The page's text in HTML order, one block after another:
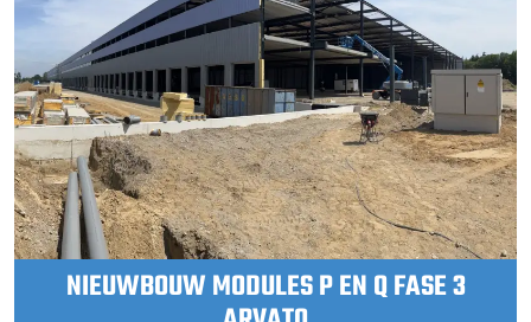
NIEUWBOUW MODULES P EN Q FASE 3